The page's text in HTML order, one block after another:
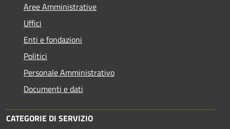
Aree Amministrative
Uffici
Enti e fondazioni
Politici
Personale Amministrativo
Documenti e dati
CATEGORIE DI SERVIZIO